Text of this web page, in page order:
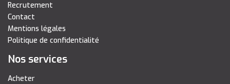
Recrutement
Contact
Mentions légales
Politique de confidentialité
Nos services
Acheter